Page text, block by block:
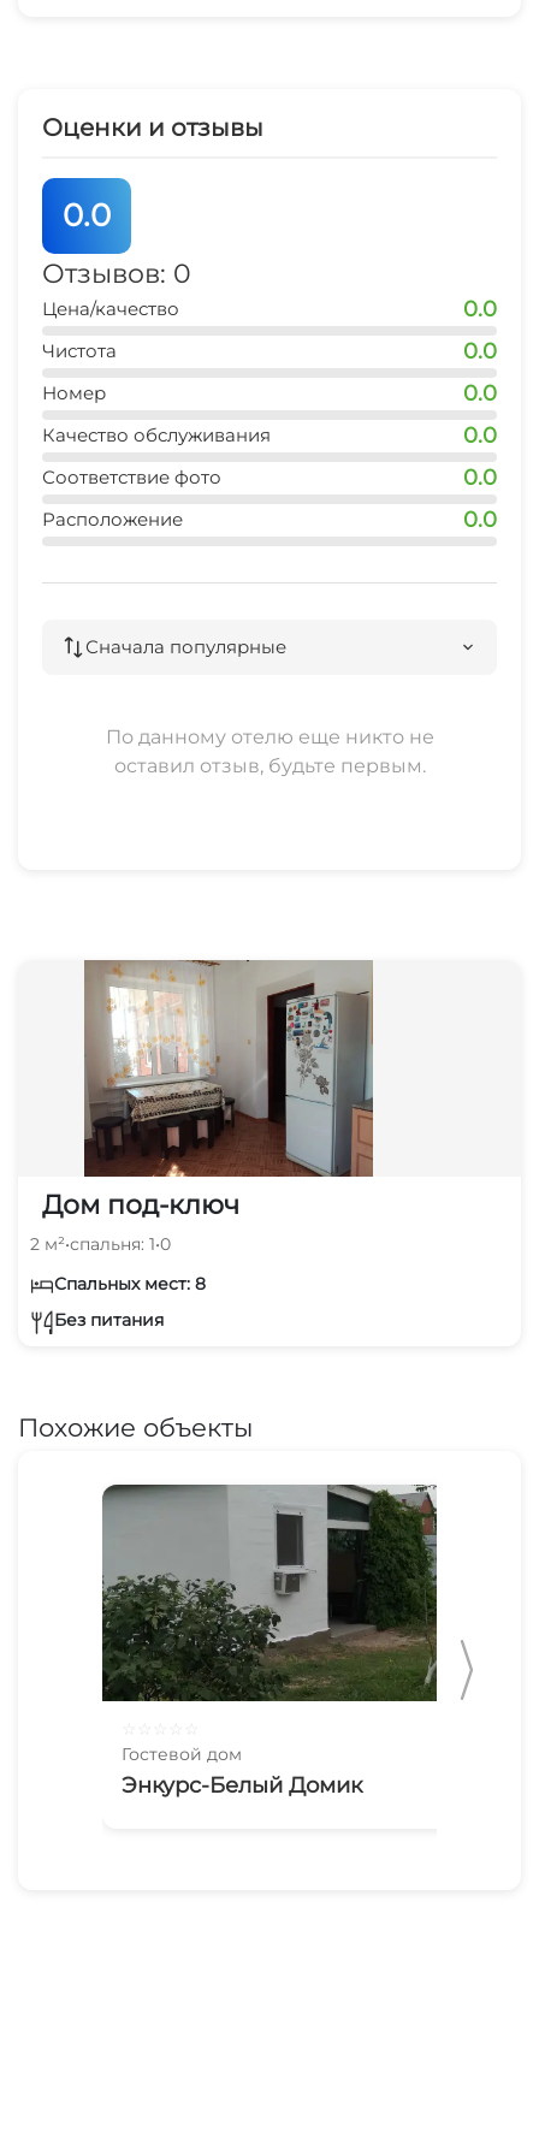
4 мин
4 мин
Оценки и отзывы
0.0
Отзывов: 0
Цена/качество 0.0
Чистота 0.0
Номер 0.0
Качество обслуживания 0.0
Соответствие фото 0.0
Расположение 0.0
Сначала популярные
По данному отелю еще никто не
оставил отзыв, будьте первым.
Дом под-ключ
2 м²•спальня: 1•0
Спальных мест: 8
Без питания
Похожие объекты
Гостевой дом
Энкурс-Белый Домик